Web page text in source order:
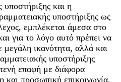
υποστήριξης και η
υποστήριξης ως
εμπλέκεται άμεσα στο
για το λόγο αυτό πρέπει να
μεγάλη ικανότητα, αλλά και
υποστήριξης
επαφή με διάφορα
προσωπική επικοινωνία,